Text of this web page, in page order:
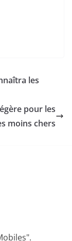
les
pour les
moins chers